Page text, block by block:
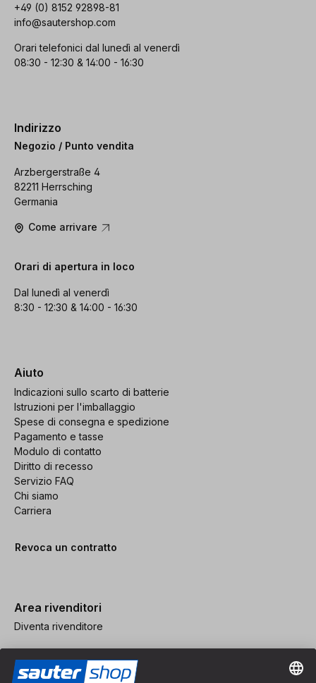
+49 (0) 8152 92898-81
info@sautershop.com
Orari telefonici dal lunedì al venerdì
08:30 - 12:30 & 14:00 - 16:30
Indirizzo
Negozio / Punto vendita
Arzbergerstraße 4
82211 Herrsching
Germania
Come arrivare
Orari di apertura in loco
Dal lunedì al venerdì
8:30 - 12:30 & 14:00 - 16:30
Aiuto
Indicazioni sullo scarto di batterie
Istruzioni per l'imballaggio
Spese di consegna e spedizione
Pagamento e tasse
Modulo di contatto
Diritto di recesso
Servizio FAQ
Chi siamo
Carriera
Revoca un contratto
Area rivenditori
Diventa rivenditore